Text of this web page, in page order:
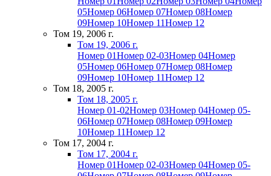
05Номер 06Номер 07Номер 08Номер
09Номер 10Номер 11Номер 12
Том 19, 2006 г.
Том 19, 2006 г.
Номер 01Номер 02-03Номер 04Номер
05Номер 06Номер 07Номер 08Номер
09Номер 10Номер 11Номер 12
Том 18, 2005 г.
Том 18, 2005 г.
Номер 01-02Номер 03Номер 04Номер 05-
06Номер 07Номер 08Номер 09Номер
10Номер 11Номер 12
Том 17, 2004 г.
Том 17, 2004 г.
Номер 01Номер 02-03Номер 04Номер 05-